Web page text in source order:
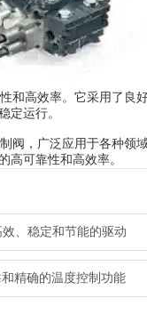
和高效率。它采用了良
定运行。
阀，广泛应用于各种领
高可靠性和高效率。
、稳定和节能的驱动
精确的温度控制功能